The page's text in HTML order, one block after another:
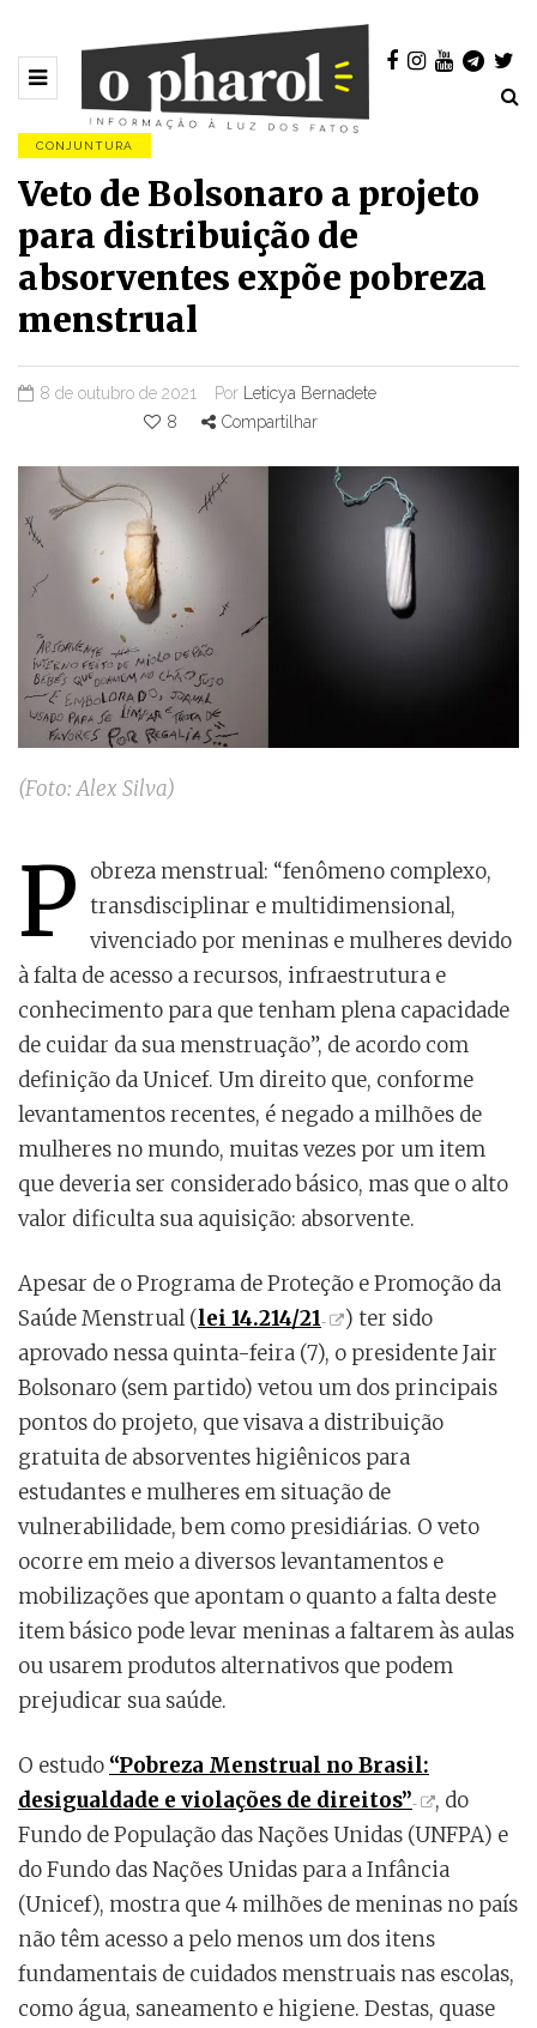
CONJUNTURA
Veto de Bolsonaro a projeto
para distribuição de
absorventes expõe pobreza
menstrual
8 de outubro de 2021 Por Leticya Bernadete
8
Compartilhar
(Foto: Alex Silva)
P obreza menstrual: “fenômeno complexo,
transdisciplinar e multidimensional,
vivenciado por meninas e mulheres devido
à falta de acesso a recursos, infraestrutura e
conhecimento para que tenham plena capacidade
de cuidar da sua menstruação”, de acordo com
definição da Unicef. Um direito que, conforme
levantamentos recentes, é negado a milhões de
mulheres no mundo, muitas vezes por um item
que deveria ser considerado básico, mas que o alto
valor dificulta sua aquisição: absorvente.
Apesar de o Programa de Proteção e Promoção da
Saúde Menstrual (lei 14.214/21
) ter sido
aprovado nessa quinta-feira (7), o presidente Jair
Bolsonaro (sem partido) vetou um dos principais
pontos do projeto, que visava a distribuição
gratuita de absorventes higiênicos para
estudantes e mulheres em situação de
vulnerabilidade, bem como presidiárias. O veto
ocorre em meio a diversos levantamentos e
mobilizações que apontam o quanto a falta deste
item básico pode levar meninas a faltarem às aulas
ou usarem produtos alternativos que podem
prejudicar sua saúde.
O estudo “Pobreza Menstrual no Brasil:
desigualdade e violações de direitos”
, do
Fundo de População das Nações Unidas (UNFPA) e
do Fundo das Nações Unidas para a Infância
(Unicef), mostra que 4 milhões de meninas no país
não têm acesso a pelo menos um dos itens
fundamentais de cuidados menstruais nas escolas,
como água, saneamento e higiene. Destas, quase